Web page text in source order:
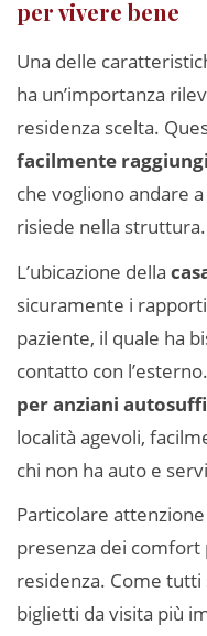
per vivere bene
Una delle
ha un’importanza
residenza scelta.
facilmente
che vogliono andare
risiede nella struttura.
L’ubicazione della
sicuramente i
paziente, il quale ha
contatto con
per anziani
località agevoli,
chi non ha auto e
Particolare
presenza dei comfort
residenza. Come tutti
biglietti da visita più